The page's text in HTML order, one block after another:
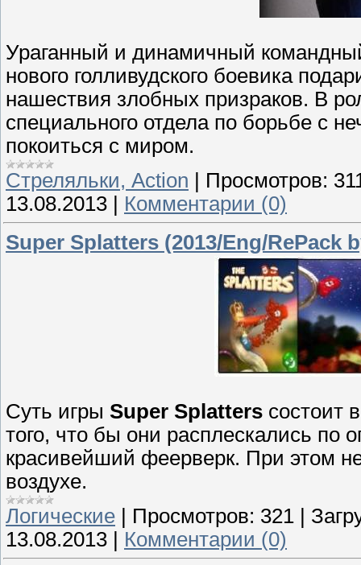
Ураганный и динамичный
нового голливудского боевика
нашествия злобных призраков. В
специального отдела по борьбе с
покоиться с миром.
Стреляльки, Action
Просмотров:
13.08.2013
Комментарии (0)
Super Splatters (2013/Eng/RePack
Суть игры Super Splatters состоит
того, что бы они расплескались по
красивейший феерверк. При этом
воздухе.
Логические | Просмотров: 321 |
13.08.2013 | Комментарии (0)